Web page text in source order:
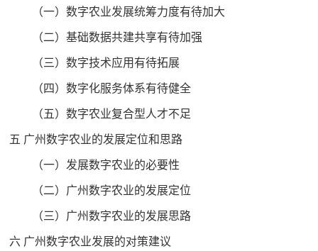
（一）数字农业发展统筹力度有待加大
（二）基础数据共建共享有待加强
（三）数字技术应用有待拓展
（四）数字化服务体系有待健全
（五）数字农业复合型人才不足
五 广州数字农业的发展定位和思路
（一）发展数字农业的必要性
（二）广州数字农业的发展定位
（三）广州数字农业的发展思路
六 广州数字农业发展的对策建议